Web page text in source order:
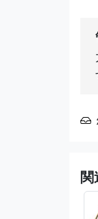
関